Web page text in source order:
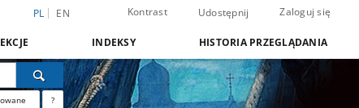
PL EN Kontrast Udostępnij Zaloguj się
INDEKSY HISTORIA PRZEGLĄDANIA
?